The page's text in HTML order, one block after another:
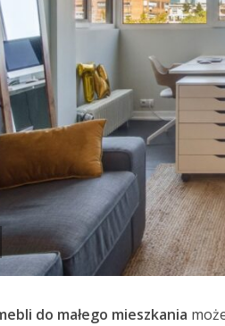
do małego mieszkania